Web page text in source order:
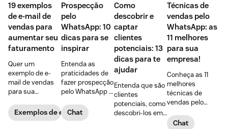
‌19 exemplos
de e-mail de
vendas para
aumentar seu
faturamento
Quer um
exemplo de e-
mail de vendas
para sua
Confira 19
opções, incluindo
Exemplos de e-mails de vendas
Prospecção
pelo
WhatsApp: 10
dicas para se
inspirar
Entenda as
praticidades de
fazer prospecção
pelo WhatsApp +
PRÁTICAS para
começar agora
Chat
Como
descobrir e
captar
clientes
potenciais: 13
dicas para te
ajudar
Entenda que são
clientes
potenciais, como
descobri-los em
Técnicas de
vendas pelo
WhatsApp: as
11 melhores
para sua
empresa!
Conheça as 11
melhores
técnicas de
vendas pelo
vantagens de
Chat